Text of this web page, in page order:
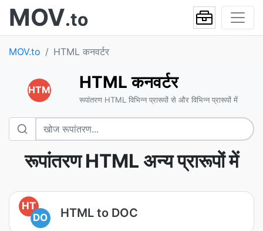
MOV.to
MOV.to HTML कनवर्टर
HTM HTML कनवर्टर
रूपांतरण HTML विभिन्न प्रारूपों से और विभिन्न प्रारूपों में
रूपांतरण HTML अन्य प्रारूपों में
HT
DO
HTML to DOC